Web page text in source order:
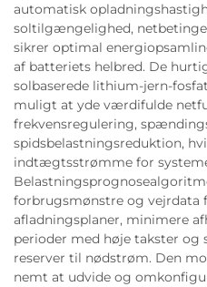
automatisk
soltilgængelighed,
sikrer optimal
af batteriets helbred. De
solbaserede lithium-jern-
muligt at yde værdifulde
frekvensregulering,
spidsbelastningsreduktion,
indtægtsstrømme for
forbrugsmønstre og vejrdata
afladningsplaner, minimere
perioder med høje takster
reserver til nødstrøm. Den
nemt at udvide og